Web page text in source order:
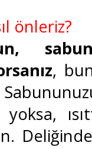
önleriz?
,